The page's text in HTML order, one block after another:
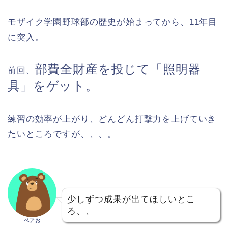
モザイク学園野球部の歴史が始まってから、11年目
に突入。
前回、 部費全財産を投じて「照明器
具」をゲット。
練習の効率が上がり、どんどん打撃力を上げていき
たいところですが、、、。
ベアお
少しずつ成果が出てほしいとこ
ろ、、